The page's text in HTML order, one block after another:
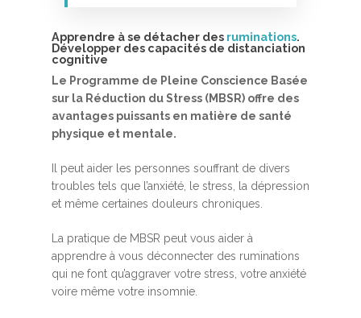
Apprendre à se détacher des ruminations.
Développer des capacités de distanciation
cognitive
Le Programme de Pleine Conscience Basée
sur la Réduction du Stress (MBSR) offre des
avantages puissants en matière de santé
physique et mentale.
Il peut aider les personnes souffrant de divers
troubles tels que l’anxiété, le stress, la dépression
et même certaines douleurs chroniques.
La pratique de MBSR peut vous aider à
apprendre à vous déconnecter des ruminations
qui ne font qu’aggraver votre stress, votre anxiété
voire même votre insomnie.
Accueil
Méditation
MBSR
Méditation pleine
Stage de méditation
Thérapie :
Somatic Experiencing
Entreprise